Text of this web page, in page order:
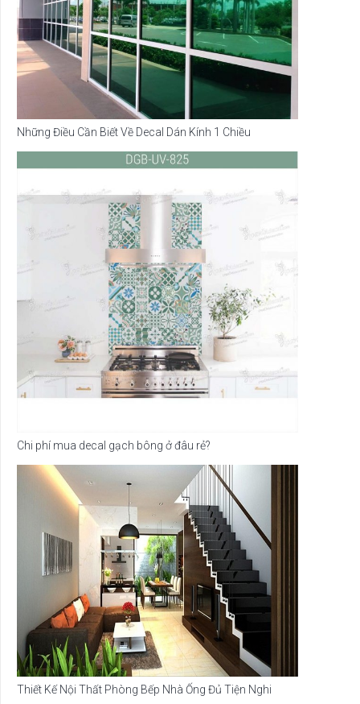
Những Điều Cần Biết Về Decal Dán Kính 1 Chiều
Chi phí mua decal gạch bông ở đâu rẻ?
Thiết Kế Nội Thất Phòng Bếp Nhà Ống Đủ Tiện Nghi